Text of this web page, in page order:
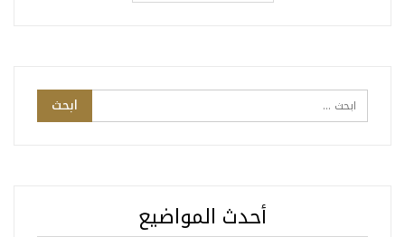
أحدث المواضيع